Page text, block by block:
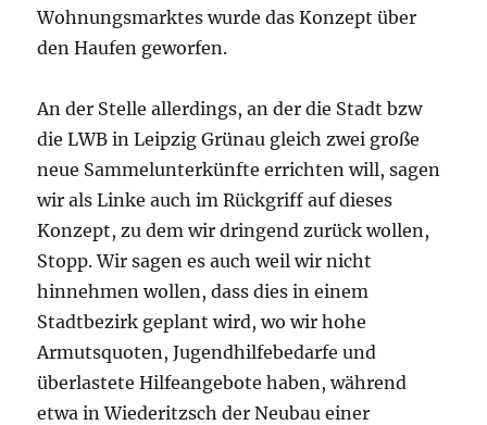
Wohnungsmarktes wurde das Konzept über
den Haufen geworfen.
An der Stelle allerdings, an der die Stadt bzw
die LWB in Leipzig Grünau gleich zwei große
neue Sammelunterkünfte errichten will, sagen
wir als Linke auch im Rückgriff auf dieses
Konzept, zu dem wir dringend zurück wollen,
Stopp. Wir sagen es auch weil wir nicht
hinnehmen wollen, dass dies in einem
Stadtbezirk geplant wird, wo wir hohe
Armutsquoten, Jugendhilfebedarfe und
überlastete Hilfeangebote haben, während
etwa in Wiederitzsch der Neubau einer